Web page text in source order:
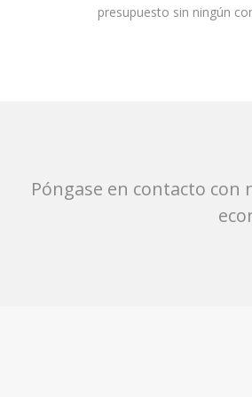
presupuesto sin ningún
Póngase en contacto